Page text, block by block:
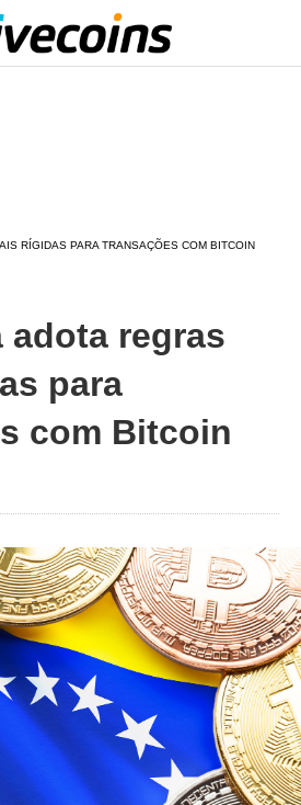
RÍGIDAS PARA TRANSAÇÕES COM BITCOIN
adota regras
para
com Bitcoin